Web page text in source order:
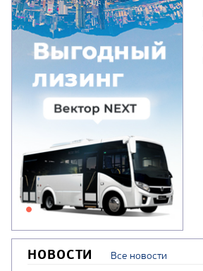
НОВОСТИ Все новости